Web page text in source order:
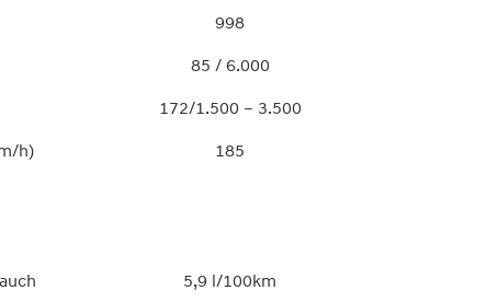
998
85 / 6.000
172/1.500 – 3.500
h)
185
5,9 l/100km